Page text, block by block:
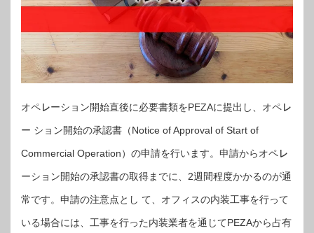
オペ㆑ーション開始直後に必要書類をPEZAに提出し、オペ㆑
ー ション開始の承認書（Notice of Approval of Start of
Commercial Operation）の申請を行います。申請からオペ㆑
ーション開始の承認書の取得までに、2週間程度かかるのが通
常です。申請の注意点とし て、オフィスの内装工事を行って
いる場合には、工事を行った内装業者を通じてPEZAから占有